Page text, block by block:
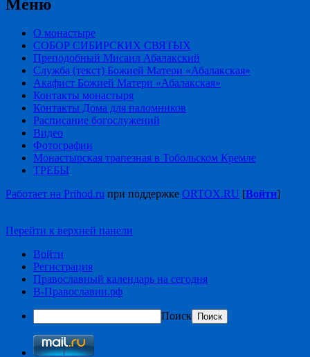
Меню
О монастыре
СОБОР СИБИРСКИХ СВЯТЫХ
Преподобный Мисаил Абалакский
Служба (текст) Божией Матери «Абалакская»
Акафист Божией Матери «Абалакская»
Контакты монастыря
Контакты Дома для паломников
Расписание богослужений
Видео
Фотографии
Монастырская трапезная в Тобольском Кремле
ТРЕБЫ
Работает на Prihod.ru при поддержке ORTOX.RU [Войти]
Перейти к верхней панели
Войти
Регистрация
Православный календарь на сегодня
В-Православии.рф
Поиск